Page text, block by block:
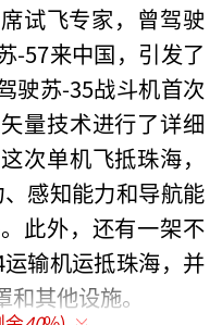
试飞专家，曾驾驶
-57来中国，引发了
驶苏-35战斗机首次
量技术进行了详细
次单机飞抵珠海，
感知能力和导航能
此外，还有一架不
输机运抵珠海，并
其他设施。